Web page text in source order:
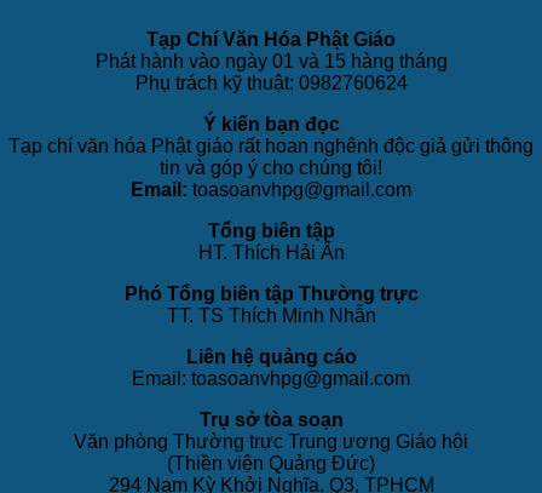
Tạp Chí Văn Hóa Phật Giáo
Phát hành vào ngày 01 và 15 hàng tháng
Phụ trách kỹ thuật: 0982760624
Ý kiến bạn đọc
Tạp chí văn hóa Phật giáo rất hoan nghênh độc giả gửi thông
tin và góp ý cho chúng tôi!
Email: toasoanvhpg@gmail.com
Tổng biên tập
HT. Thích Hải Ấn
Phó Tổng biên tập Thường trực
TT. TS Thích Minh Nhẫn
Liên hệ quảng cáo
Email: toasoanvhpg@gmail.com
Trụ sở tòa soạn
Văn phòng Thường trực Trung ương Giáo hội
(Thiền viện Quảng Đức)
294 Nam Kỳ Khởi Nghĩa, Q3, TPHCM